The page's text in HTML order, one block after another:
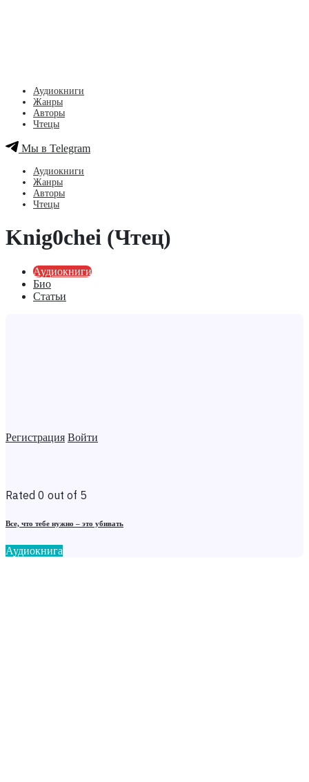
Регистрация Войти
Аудиокниги
Жанры
Авторы
Чтецы
Мы в Telegram
Аудиокниги
Жанры
Авторы
Чтецы
Knig0chei (Чтец)
Аудиокниги
Био
Статьи
Rated 0 out of 5
Все, что тебе нужно – это убивать
Аудиокнига